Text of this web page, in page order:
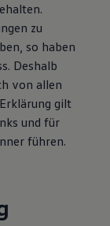
zu
so haben
Deshalb
von allen
gilt
und für
führen.